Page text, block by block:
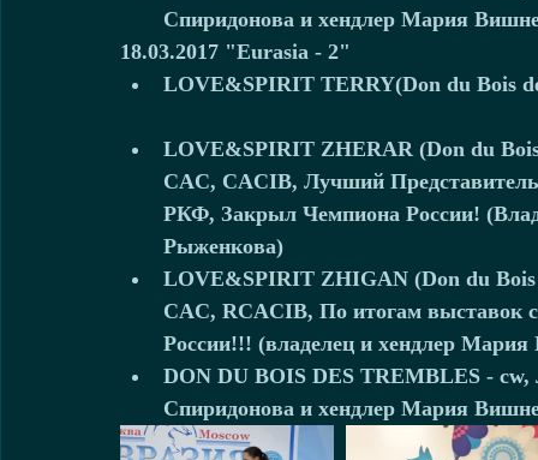
Спиридонова и хендлер Мария
18.03.2017 "Eurasia - 2"
LOVE&SPIRIT TERRY(Don du Bois
LOVE&SPIRIT ZHЕRAR (Don du
CAC, CACIB, Лучший
РКФ, Закрыл Чемпиона России!
Рыженкова)
LOVE&SPIRIT ZHIGAN (Don du
CAC, RCACIB, По итогам выставок
России!!! (владелец и хендлер
DON DU BOIS DES TREMBLES -
Спиридонова и хендлер Мария